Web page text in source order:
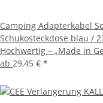
Camping Adapterkabel
Schukosteckdose blau /
Hochwertig – „Made in
ab 29,45 € *